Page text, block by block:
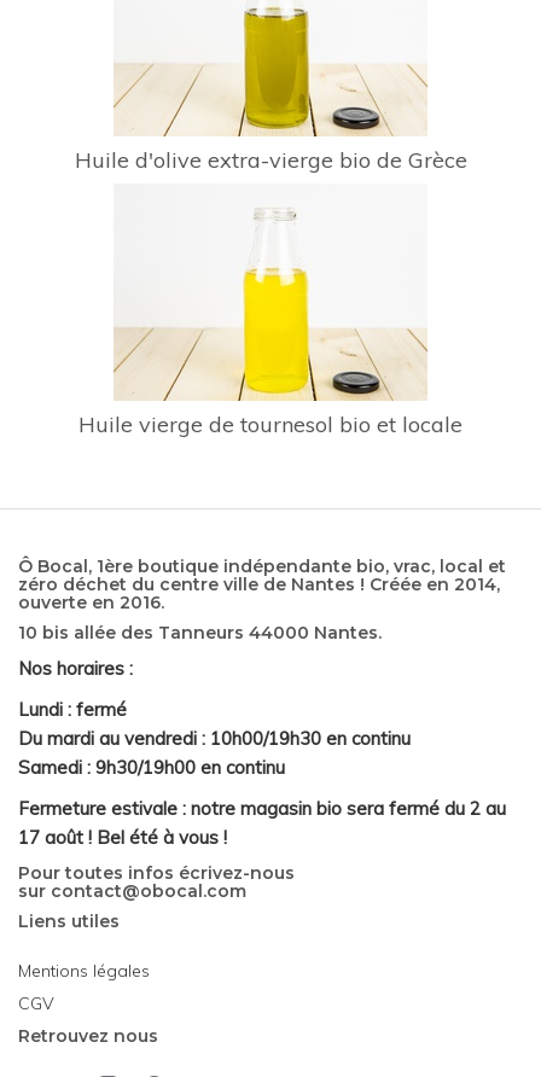
Huile d'olive extra-vierge bio de Grèce
Huile vierge de tournesol bio et locale
Ô Bocal, 1ère boutique indépendante bio, vrac, local et
zéro déchet du centre ville de Nantes ! Créée en 2014,
ouverte en 2016.
10 bis allée des Tanneurs 44000 Nantes.
Nos horaires :
Lundi : fermé
Du mardi au vendredi : 10h00/19h30 en continu
Samedi : 9h30/19h00 en continu
Fermeture estivale : notre magasin bio sera fermé du 2 au
17 août ! Bel été à vous !
Pour toutes infos écrivez-nous
sur contact@obocal.com
Liens utiles
Mentions légales
CGV
Retrouvez nous